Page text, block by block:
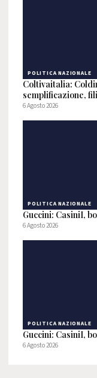
POLITICA NAZIONALE
Coltivaitalia:
semplificazione,
6 Agosto 2026
POLITICA NAZIONALE
Guccini: CasiniI,
6 Agosto 2026
POLITICA NAZIONALE
Guccini: CasiniI,
6 Agosto 2026